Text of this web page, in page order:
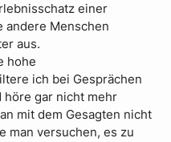
einer
andere Menschen
aus.
hohe
ich bei Gesprächen
höre gar nicht mehr
mit dem Gesagten nicht
man versuchen, es zu